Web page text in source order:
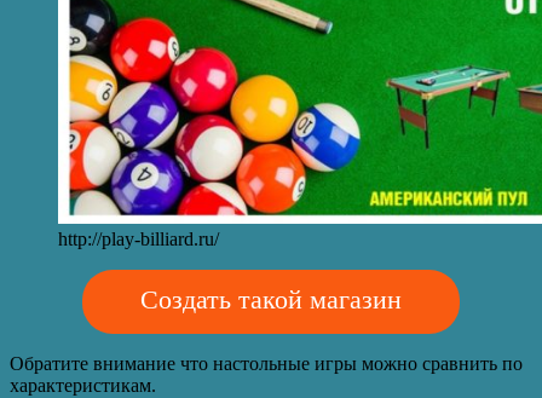
http://play-billiard.ru/
Создать такой магазин
Обратите внимание что настольные игры можно сравнить по
характеристикам.